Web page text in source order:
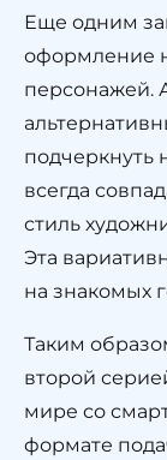
Еще одним
оформление
персонажей.
подчеркнуть
всегда
стиль
Эта
на знакомых
Таким
второй
мире со
формате